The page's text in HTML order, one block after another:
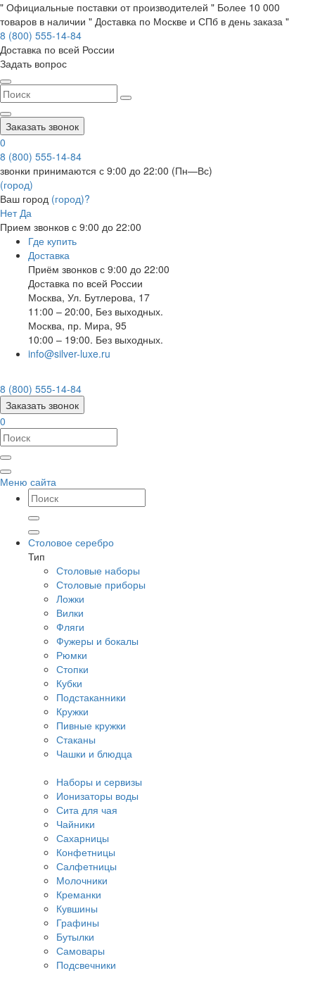
" Официальные поставки от производителей " Более 10 000
товаров в наличии " Доставка по Москве и СПб в день заказа "
8 (800) 555-14-84
Доставка по всей России
Задать вопрос
Заказать звонок
0
8 (800) 555-14-84
звонки принимаются с 9:00 до 22:00 (Пн—Вс)
(город)
Ваш город (город)?
Нет Да
Прием звонков с 9:00 до 22:00
Где купить
Доставка
Приём звонков с 9:00 до 22:00
Доставка по всей России
Москва, Ул. Бутлерова, 17
11:00 – 20:00, Без выходных.
Москва, пр. Мира, 95
10:00 – 19:00. Без выходных.
info@silver-luxe.ru
8 (800) 555-14-84
Заказать звонок
0
Меню сайта
Столовое серебро
Тип
Столовые наборы
Столовые приборы
Ложки
Вилки
Фляги
Фужеры и бокалы
Рюмки
Стопки
Кубки
Подстаканники
Кружки
Пивные кружки
Стаканы
Чашки и блюдца
Наборы и сервизы
Ионизаторы воды
Сита для чая
Чайники
Сахарницы
Конфетницы
Салфетницы
Молочники
Креманки
Кувшины
Графины
Бутылки
Самовары
Подсвечники